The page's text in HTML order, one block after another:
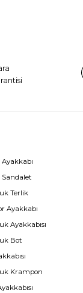
Ayakkabı
Sandalet
Terlik
Ayakkabı
Ayakkabısı
Bot
Krampon